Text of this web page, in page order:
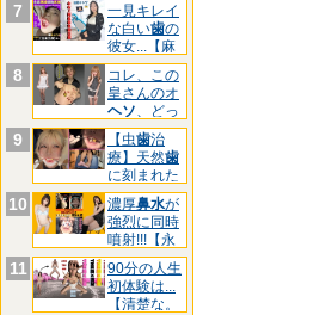
7
一見キレイ
な白い歯の
彼女...【麻
酔
8
コレ、この
皇さんのオ
ヘソ、どっ
ちです
9 【虫歯治
療】天然歯
に刻まれた
黒印‼ゆ
10 濃厚鼻水が
強烈に同時
噴射!!!【永
久
11
90分の人生
初体験は...
【清楚な。